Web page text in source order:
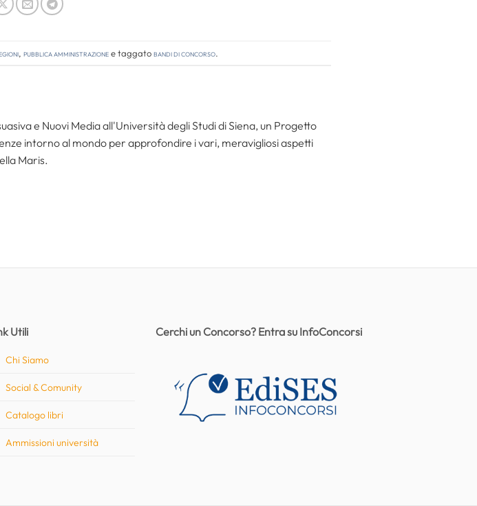
, Pubblica amministrazionee taggatobandi di concorso.
e Nuovi Media all'Università degli Studi di Siena, un Progetto
intorno al mondo per approfondire i vari, meravigliosi aspetti
Maris.
Utili
Chi Siamo
Social & Comunity
Catalogo libri
Ammissioni università
Cerchi un Concorso? Entra su InfoConcorsi